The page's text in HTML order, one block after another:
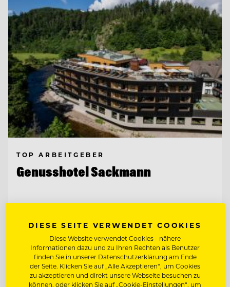
TOP ARBEITGEBER
Genusshotel Sackmann
72270 Baiersbronn, Deutschland
REZEPTIONIST/ -IN MIT BEREITSCHAFT
ZUR WOCHENENDARBEIT!
CHEF DE RANG
DIESE SEITE VERWENDET COOKIES
Diese Website verwendet Cookies - nähere
Informationen dazu und zu Ihren Rechten als Benutzer
finden Sie in unserer Datenschutzerklärung am Ende
der Seite. Klicken Sie auf „Alle Akzeptieren“, um Cookies
zu akzeptieren und direkt unsere Webseite besuchen zu
können, oder klicken Sie auf „Cookie-Einstellungen“, um